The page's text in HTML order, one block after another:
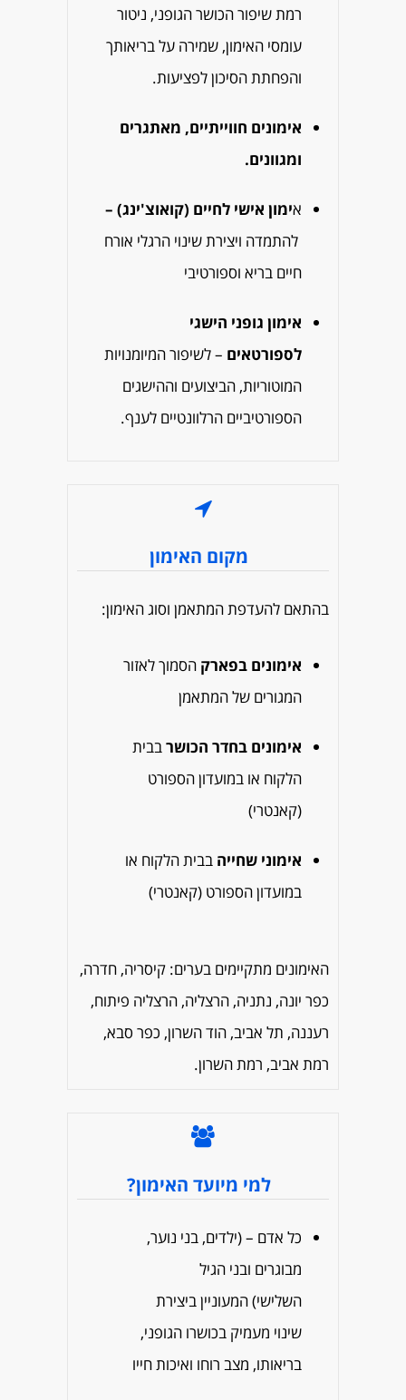
רמת שיפור הכושר הגופני, ניטור
עומסי האימון, שמירה על בריאותך
והפחתת הסיכון לפציעות.
אימונים חווייתיים, מאתגרים
ומגוונים.
אימון אישי לחיים (קואוצ'ינג) –
להתמדה ויצירת שינוי הרגלי אורח
חיים בריא וספורטיבי
אימון גופני הישגי
לספורטאים – לשיפור המיומנויות
המוטוריות, הביצועים וההישגים
הספורטיביים הרלוונטיים לענף.
מקום האימון
בהתאם להעדפת המתאמן וסוג האימון:
אימונים בפארק הסמוך לאזור
המגורים של המתאמן
אימונים בחדר הכושרבבית
הלקוח או במועדון הספורט
(קאנטרי)
אימוני שחייה בבית הלקוח או
במועדון הספורט (קאנטרי)
האימונים מתקיימים בערים: קיסריה, חדרה,
כפר יונה, נתניה, הרצליה, הרצליה פיתוח,
רעננה, תל אביב, הוד השרון, כפר סבא,
רמת אביב, רמת השרון.
למי מיועד האימון?
כל אדם – (ילדים, בני נוער,
מבוגרים ובני הגיל
השלישי) המעוניין ביצירת
שינוי מעמיק בכושרו הגופני,
בריאותו, מצב רוחו ואיכות חייו